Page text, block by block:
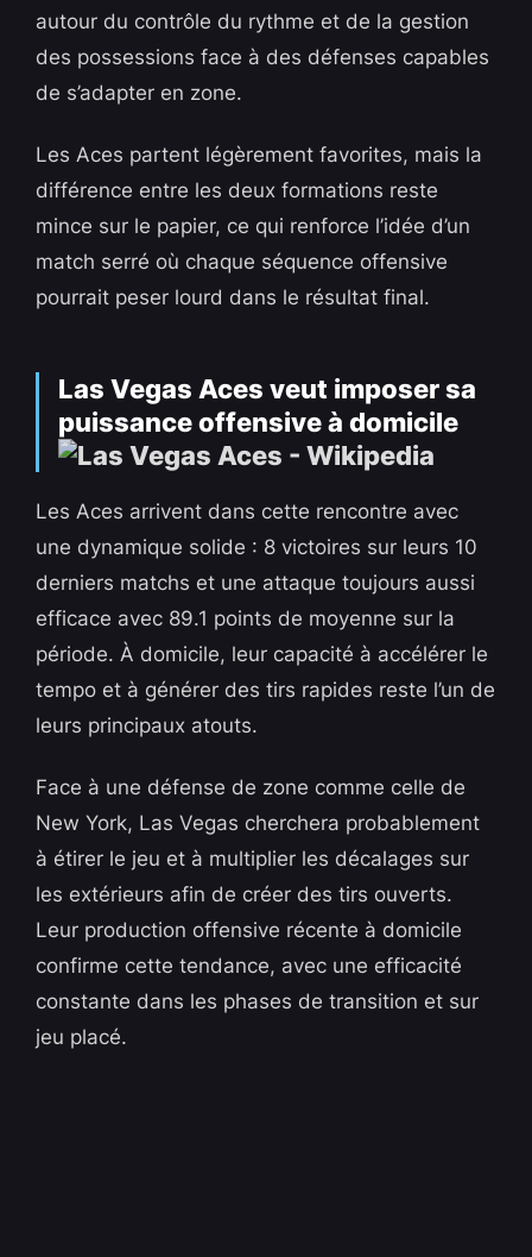
autour du contrôle du rythme et de la gestion
des possessions face à des défenses capables
de s’adapter en zone.
Les Aces partent légèrement favorites, mais la
différence entre les deux formations reste
mince sur le papier, ce qui renforce l’idée d’un
match serré où chaque séquence offensive
pourrait peser lourd dans le résultat final.
Las Vegas Aces veut imposer sa
puissance offensive à domicile
Les Aces arrivent dans cette rencontre avec
une dynamique solide : 8 victoires sur leurs 10
derniers matchs et une attaque toujours aussi
efficace avec 89.1 points de moyenne sur la
période. À domicile, leur capacité à accélérer le
tempo et à générer des tirs rapides reste l’un de
leurs principaux atouts.
Face à une défense de zone comme celle de
New York, Las Vegas cherchera probablement
à étirer le jeu et à multiplier les décalages sur
les extérieurs afin de créer des tirs ouverts.
Leur production offensive récente à domicile
confirme cette tendance, avec une efficacité
constante dans les phases de transition et sur
jeu placé.